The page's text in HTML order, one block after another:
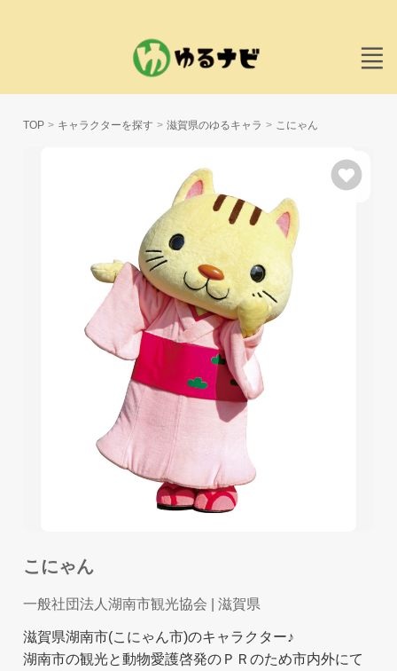
TOP キャラクターを探す 滋賀県のゆるキャラ こにゃん
こにゃん
一般社団法人湖南市観光協会 | 滋賀県
滋賀県湖南市(こにゃん市)のキャラクター♪
湖南市の観光と動物愛護啓発のＰＲのため市内外にて